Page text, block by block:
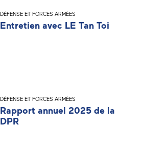
DÉFENSE ET FORCES ARMÉES
Entretien avec LE Tan Toi
DÉFENSE ET FORCES ARMÉES
Rapport annuel 2025 de la
DPR